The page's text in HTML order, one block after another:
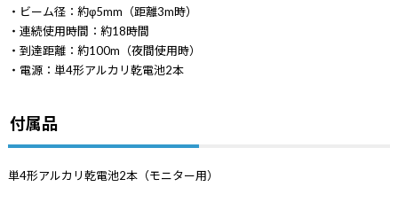
・ビーム径：約φ5mm（距離3m時）
・連続使用時間：約18時間
・到達距離：約100m（夜間使用時）
・電源：単4形アルカリ乾電池2本
付属品
単4形アルカリ乾電池2本（モニター用）